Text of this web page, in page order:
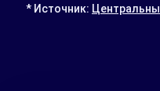
* Источник: